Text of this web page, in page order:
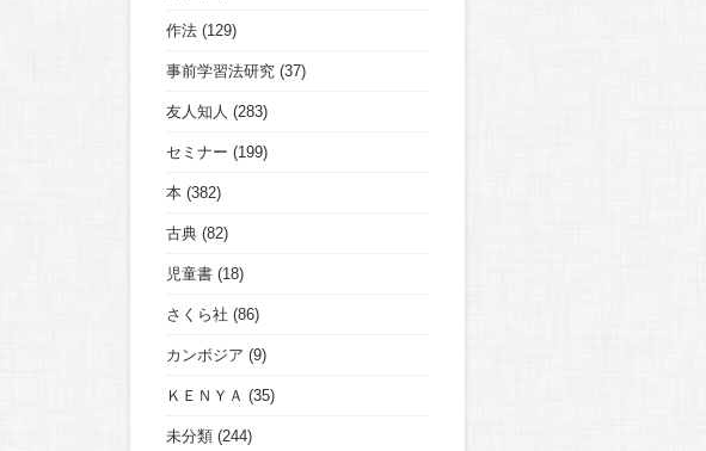
作法 (129)
事前学習法研究 (37)
友人知人 (283)
セミナー (199)
本 (382)
古典 (82)
児童書 (18)
さくら社 (86)
カンボジア (9)
ＫＥＮＹＡ (35)
未分類 (244)